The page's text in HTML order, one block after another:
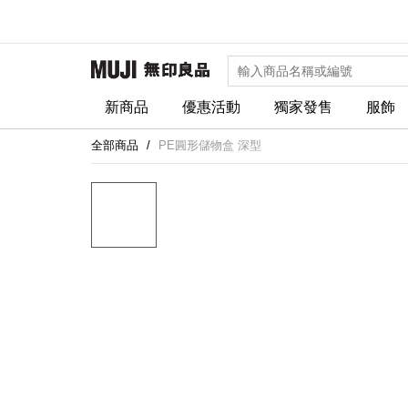
新商品 優惠活動 獨家發售 服飾
全部商品 PE圓形儲物盒 深型